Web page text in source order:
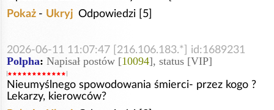
Pokaż - Ukryj Odpowiedzi [5]
2026-06-11 11:07:47 [216.106.183.*] id:1689231
Polpha: Napisał postów [10094], status [VIP]
Nieumyślnego spowodowania śmierci- przez kogo ?
Lekarzy, kierowców?